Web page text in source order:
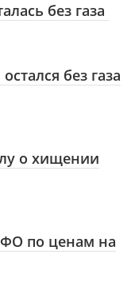
без газа
без газа
о хищении
по ценам на